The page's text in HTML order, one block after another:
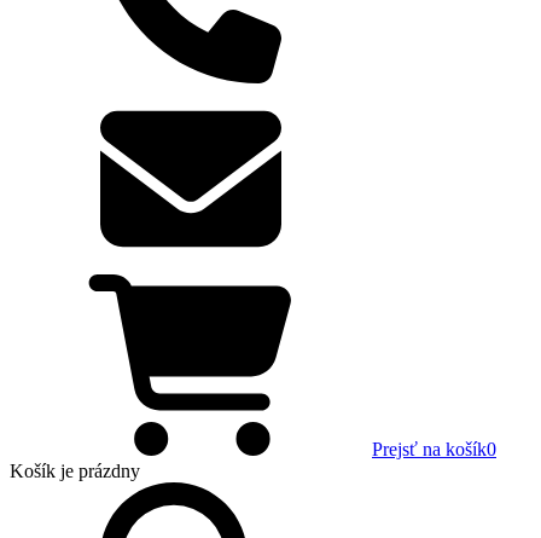
Prejsť na košík0
Košík je prázdny